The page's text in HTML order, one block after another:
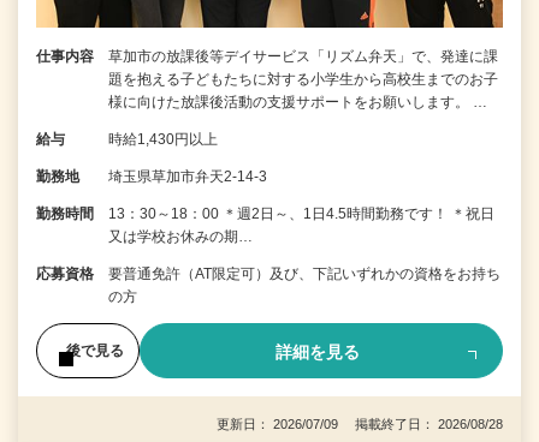
仕事内容
草加市の放課後等デイサービス「リズム弁天」で、発達に課
題を抱える子どもたちに対する小学生から高校生までのお子
様に向けた放課後活動の支援サポートをお願いします。 …
給与 時給1,430円以上
勤務地 埼玉県草加市弁天2-14-3
勤務時間
13：30～18：00 ＊週2日～、1日4.5時間勤務です！ ＊祝日
又は学校お休みの期…
応募資格
要普通免許（AT限定可）及び、下記いずれかの資格をお持ち
の方
後で見る 詳細を見る
更新日： 2026/07/09 掲載終了日： 2026/08/28